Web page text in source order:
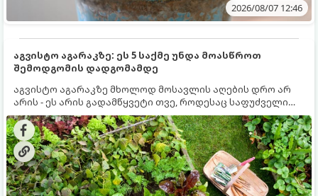
2026/08/07 12:46
აგვისტო აგარაკზე: ეს 5 საქმე უნდა მოასწროთ
შემოდგომის დადგომამდე
აგვისტო აგარაკზე მხოლოდ მოსავლის აღების დრო არ
არის - ეს არის გადამწყვეტი თვე, როდესაც საფუძველი
ეყრება მომავალი წლის მოსავალს და ბაღი მზადდება
შემოდგომა-ზამთრის სეზონისთვის. იმისათვის, რომ
ნიადაგმა ენერგია აღიდგინოს, ხოლო მცენარეებმა
ზამთარს გაუძლონ, აგვისტოს ბოლომდე 5
მნიშვნელოვანი საქმის გაკეთება უნდა მოასწროთ: